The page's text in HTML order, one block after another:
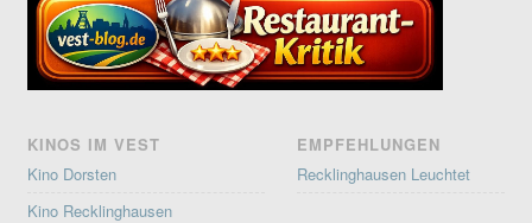
KINOS IM VEST
Kino Dorsten
Kino Recklinghausen
EMPFEHLUNGEN
Recklinghausen Leuchtet